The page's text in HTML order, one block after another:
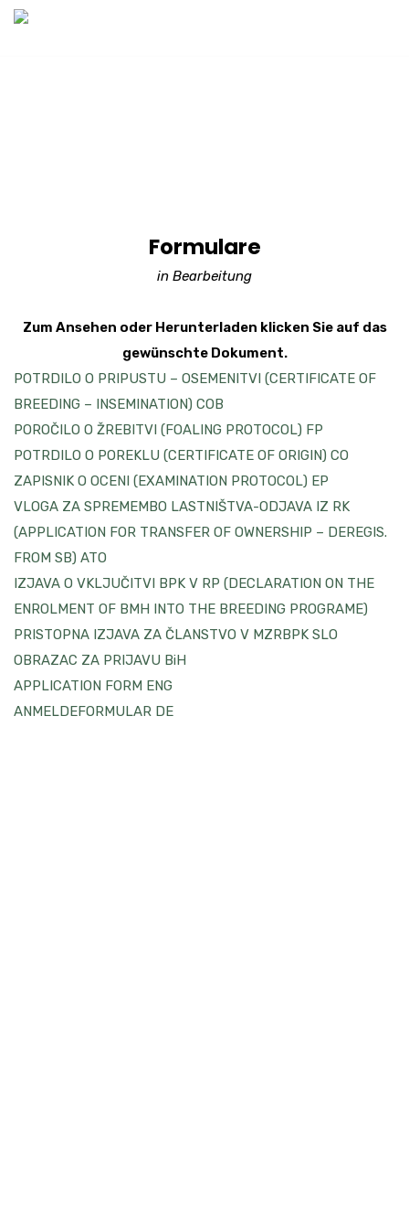
Formulare
in Bearbeitung
Zum Ansehen oder Herunterladen klicken Sie auf das
gewünschte Dokument.
POTRDILO O PRIPUSTU – OSEMENITVI (CERTIFICATE OF
BREEDING – INSEMINATION) COB
POROČILO O ŽREBITVI (FOALING PROTOCOL) FP
POTRDILO O POREKLU (CERTIFICATE OF ORIGIN) CO
ZAPISNIK O OCENI (EXAMINATION PROTOCOL) EP
VLOGA ZA SPREMEMBO LASTNIŠTVA-ODJAVA IZ RK
(APPLICATION FOR TRANSFER OF OWNERSHIP – DEREGIS.
FROM SB) ATO
IZJAVA O VKLJUČITVI BPK V RP (DECLARATION ON THE
ENROLMENT OF BMH INTO THE BREEDING PROGRAME)
PRISTOPNA IZJAVA ZA ČLANSTVO V MZRBPK SLO
OBRAZAC ZA PRIJAVU BiH
APPLICATION FORM ENG
ANMELDEFORMULAR DE